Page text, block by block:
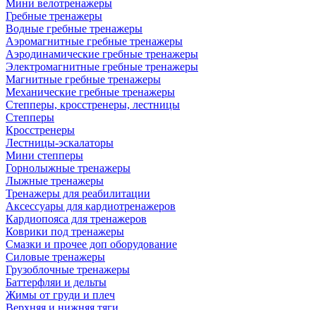
Мини велотренажеры
Гребные тренажеры
Водные гребные тренажеры
Аэромагнитные гребные тренажеры
Аэродинамические гребные тренажеры
Электромагнитные гребные тренажеры
Магнитные гребные тренажеры
Механические гребные тренажеры
Степперы, кросстренеры, лестницы
Степперы
Кросстренеры
Лестницы-эскалаторы
Мини степперы
Горнолыжные тренажеры
Лыжные тренажеры
Тренажеры для реабилитации
Аксессуары для кардиотренажеров
Кардиопояса для тренажеров
Коврики под тренажеры
Смазки и прочее доп оборудование
Силовые тренажеры
Грузоблочные тренажеры
Баттерфляи и дельты
Жимы от груди и плеч
Верхняя и нижняя тяги